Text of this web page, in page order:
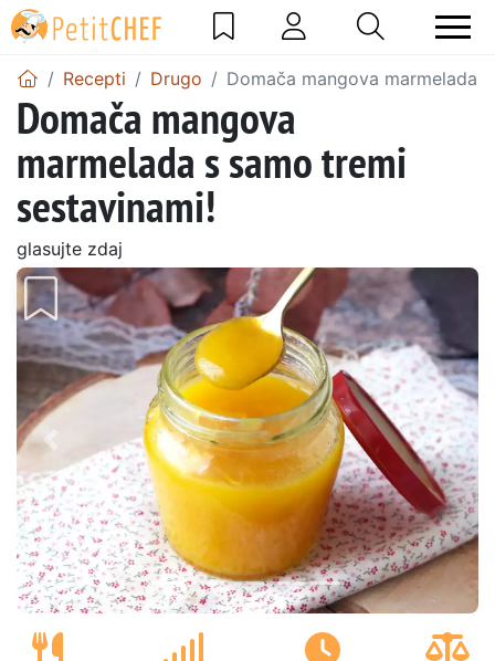
Recepti Drugo Domača mangova marmelada
Domača mangova
marmelada s samo tremi
sestavinami!
glasujte zdaj
Prejšnji